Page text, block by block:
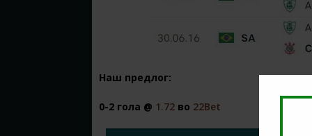
Наш предлог:
0-2 гола @ 1.72 во 22Bet